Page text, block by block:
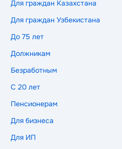
Для граждан Казахстана
Для граждан Узбекистана
До 75 лет
Должникам
Безработным
С 20 лет
Пенсионерам
Для бизнеса
Для ИП